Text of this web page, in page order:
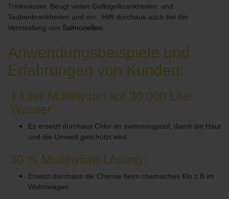
Trinkwasser. Beugt vielen Geflügelkrankheiten und
Taubenkrankheiten und vor. Hilft durchaus auch bei der
Vermeidung von Salmonellen.
Anwendungsbeispiele und
Erfahrungen von Kunden:
1 Liter Multihysan auf 30.000 Liter
Wasser
Es ersetzt durchaus Chlor im swimmingpool, damit die Haut
und die Umwelt geschützt wird.
30 % Multihysan-Lösung:
Ersetzt durchaus die Chemie beim chemisches Klo z.B im
Wohnwagen